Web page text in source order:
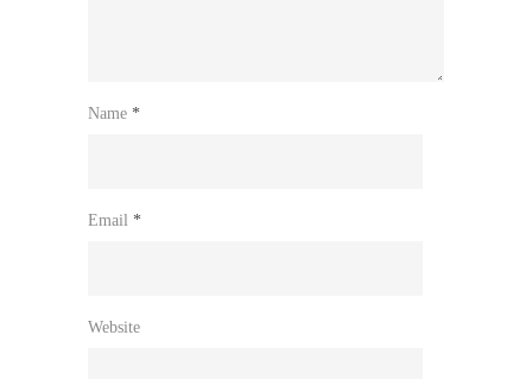
Name *
Email *
Website